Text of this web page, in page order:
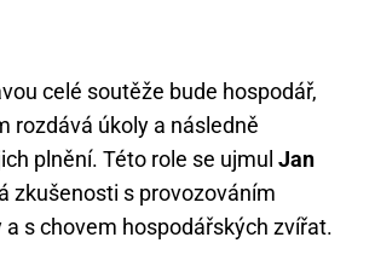
celé soutěže bude hospodář,
rozdává úkoly a následně
plnění. Této role se ujmul Jan
zkušenosti s provozováním
s chovem hospodářských zvířat.